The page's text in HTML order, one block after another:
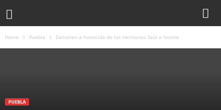
Home Puebla Detienen a homicida de los hermanos Saúl e Ivonne
PUEBLA